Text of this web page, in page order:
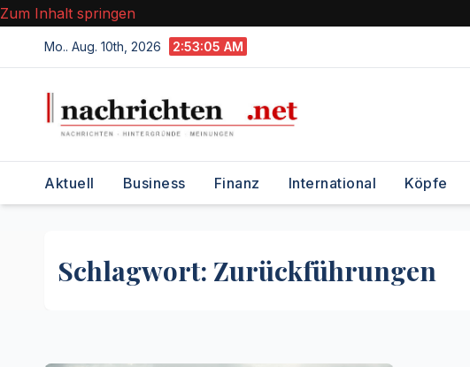
Zum Inhalt springen
Mo.. Aug. 10th, 2026 2:53:05 AM
Aktuell Business Finanz International Köpfe
Schlagwort: Zurückführungen